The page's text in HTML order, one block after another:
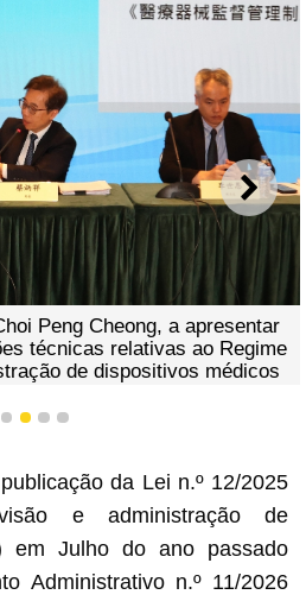
Peng Cheong, a apresentar
técnicas relativas ao Regime
de dispositivos médicos
1 2 3 4
da Lei n.º 12/2025
e administração de
em Julho do ano passado
Administrativo n.º 11/2026